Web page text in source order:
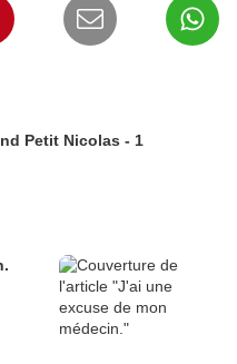
Petit Nicolas - 1